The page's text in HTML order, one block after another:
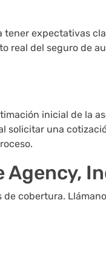
expectativas
real del seguro de
inicial de la
solicitar una
cobertura.